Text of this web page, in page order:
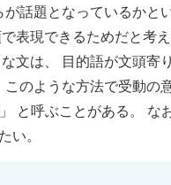
話題となっているかと
表現できるためだと考
文は、 目的語が文頭寄
のような方法で受動の
」 と呼ぶことがある。
い。